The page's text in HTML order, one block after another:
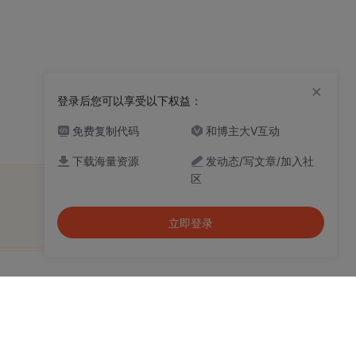
登录后您可以享受以下权益：
免费复制代码 和博主大V互动
下载海量资源
发动态/写文章/加入社
区
×
立即登录